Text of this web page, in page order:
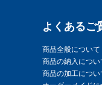
よくあるご
商品全般について
商品の納入につい
商品の加工につい